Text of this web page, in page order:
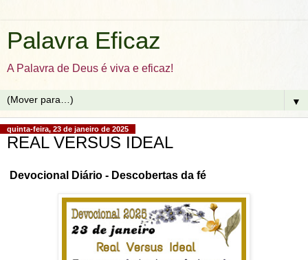
Palavra Eficaz
A Palavra de Deus é viva e eficaz!
▼
quinta-feira, 23 de janeiro de 2025
REAL VERSUS IDEAL
Devocional Diário - Descobertas da fé